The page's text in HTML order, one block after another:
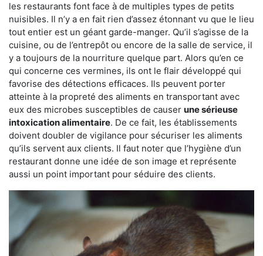
les restaurants font face à de multiples types de petits
nuisibles. Il n’y a en fait rien d’assez étonnant vu que le lieu
tout entier est un géant garde-manger. Qu’il s’agisse de la
cuisine, ou de l’entrepôt ou encore de la salle de service, il
y a toujours de la nourriture quelque part. Alors qu’en ce
qui concerne ces vermines, ils ont le flair développé qui
favorise des détections efficaces. Ils peuvent porter
atteinte à la propreté des aliments en transportant avec
eux des microbes susceptibles de causer une sérieuse
intoxication alimentaire. De ce fait, les établissements
doivent doubler de vigilance pour sécuriser les aliments
qu’ils servent aux clients. Il faut noter que l’hygiène d’un
restaurant donne une idée de son image et représente
aussi un point important pour séduire des clients.